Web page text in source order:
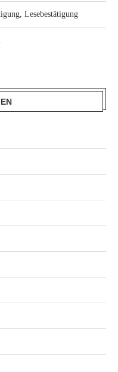
Lesebestätigung